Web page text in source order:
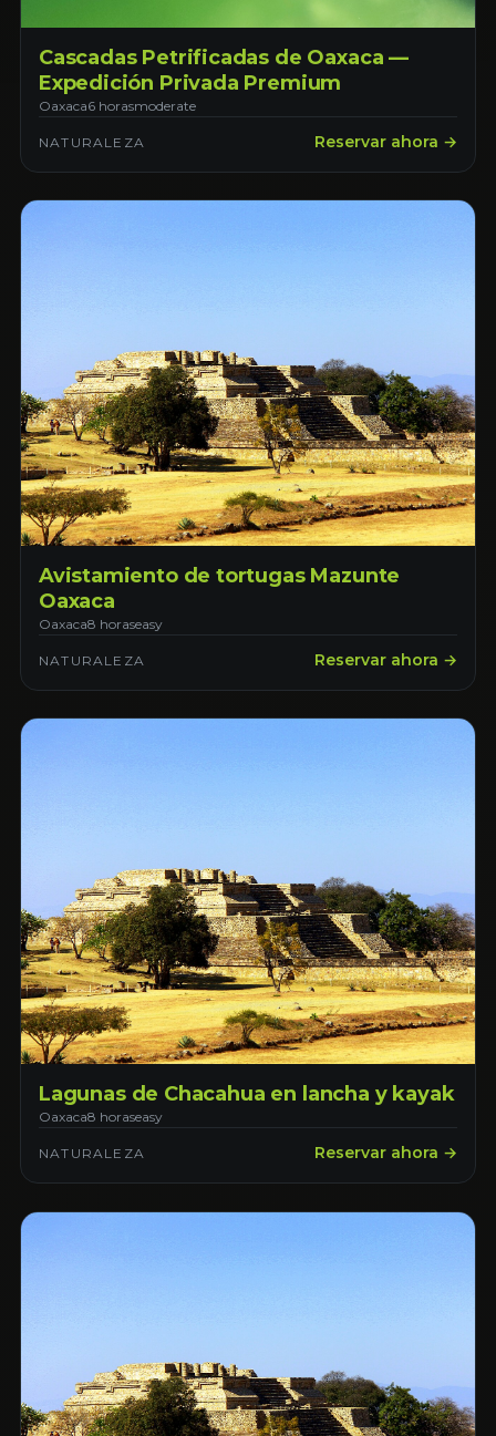
Cascadas Petrificadas de Oaxaca —
Expedición Privada Premium
Oaxaca6 horasmoderate
NATURALEZA Reservar ahora →
Avistamiento de tortugas Mazunte
Oaxaca
Oaxaca8 horaseasy
NATURALEZA Reservar ahora →
Lagunas de Chacahua en lancha y kayak
Oaxaca8 horaseasy
NATURALEZA Reservar ahora →